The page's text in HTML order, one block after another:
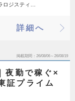
ロジスティ…
詳細へ
掲載期間 26/08/06～26/08/19
夜勤で稼ぐ×
証プライム